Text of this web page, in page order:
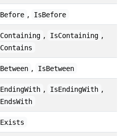
Before , IsBefore
Containing , IsContaining ,
Contains
Between , IsBetween
EndingWith , IsEndingWith ,
EndsWith
Exists